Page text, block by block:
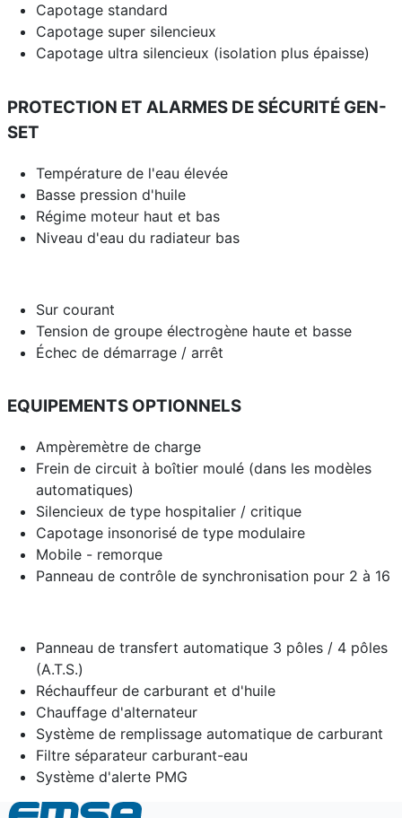
Capotage standard
Capotage super silencieux
Capotage ultra silencieux (isolation plus épaisse)
PROTECTION ET ALARMES DE SÉCURITÉ GEN-
SET
Température de l'eau élevée
Basse pression d'huile
Régime moteur haut et bas
Niveau d'eau du radiateur bas
Sur courant
Tension de groupe électrogène haute et basse
Échec de démarrage / arrêt
EQUIPEMENTS OPTIONNELS
Ampèremètre de charge
Frein de circuit à boîtier moulé (dans les modèles
automatiques)
Silencieux de type hospitalier / critique
Capotage insonorisé de type modulaire
Mobile - remorque
Panneau de contrôle de synchronisation pour 2 à 16
Panneau de transfert automatique 3 pôles / 4 pôles
(A.T.S.)
Réchauffeur de carburant et d'huile
Chauffage d'alternateur
Système de remplissage automatique de carburant
Filtre séparateur carburant-eau
Système d'alerte PMG